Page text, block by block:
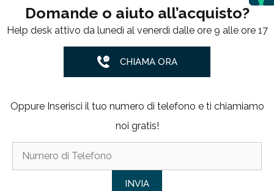
Domande o aiuto all’acquisto?
Help desk attivo da lunedì al venerdì dalle ore 9 alle ore 17
CHIAMA ORA
Oppure Inserisci il tuo numero di telefono e ti chiamiamo
noi gratis!